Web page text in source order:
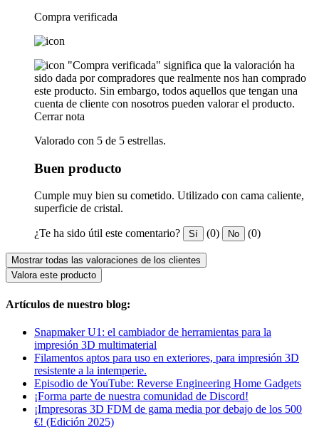
Compra verificada
"Compra verificada" significa que la valoración ha
sido dada por compradores que realmente nos han comprado
este producto. Sin embargo, todos aquellos que tengan una
cuenta de cliente con nosotros pueden valorar el producto.
Cerrar nota
Valorado con 5 de 5 estrellas.
Buen producto
Cumple muy bien su cometido. Utilizado con cama caliente,
superficie de cristal.
¿Te ha sido útil este comentario? Sí (0) No (0)
Mostrar todas las valoraciones de los clientes
Valora este producto
Artículos de nuestro blog:
Snapmaker U1: el cambiador de herramientas para la
impresión 3D multimaterial
Filamentos aptos para uso en exteriores, para impresión 3D
resistente a la intemperie.
Episodio de YouTube: Reverse Engineering Home Gadgets
¡Forma parte de nuestra comunidad de Discord!
¡Impresoras 3D FDM de gama media por debajo de los 500
€! (Edición 2025)